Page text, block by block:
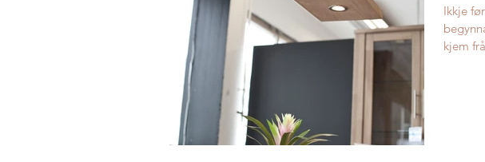
Ikkje
kjem